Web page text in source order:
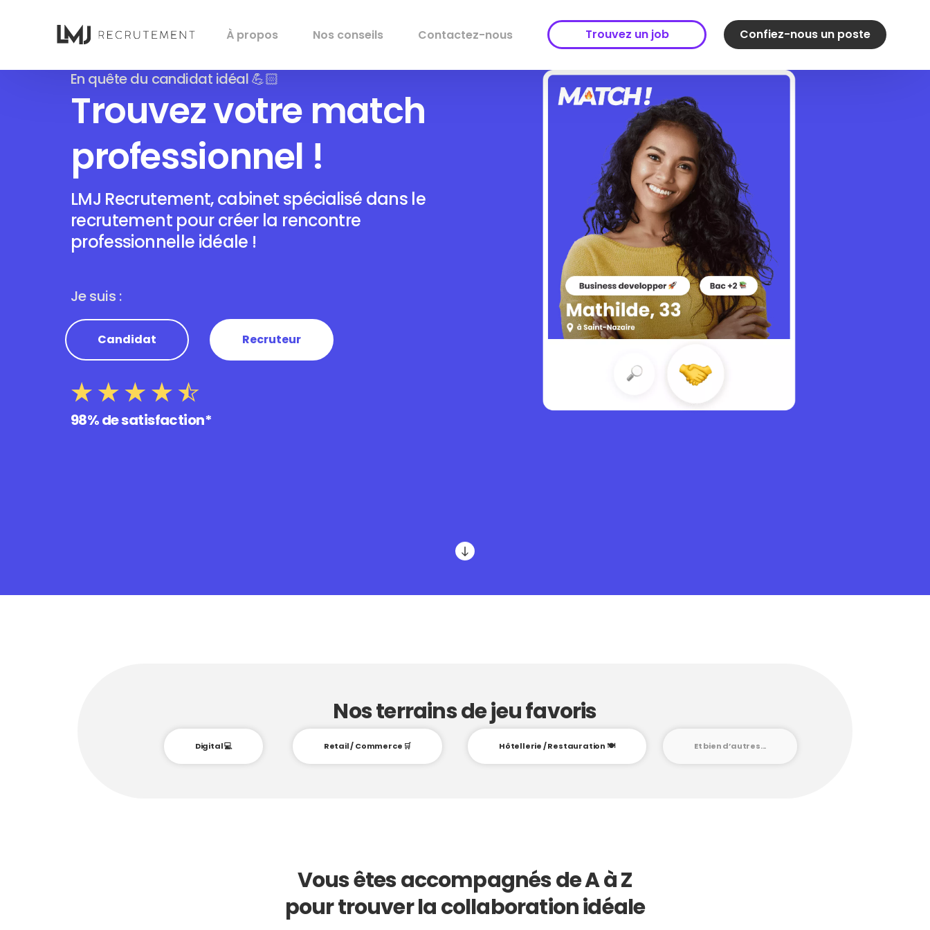
À propos Nos conseils Contactez-nous Trouvez un job
Trouvez un job
Offres d’emplois
Accompagnement
Confiez-nous un poste
En quête du candidat idéal 💪🏻
Trouvez votre match
professionnel !
LMJ Recrutement, cabinet spécialisé dans le
recrutement pour créer la rencontre
professionnelle idéale !
Je suis :
Candidat Recruteur
98% de satisfaction*
Nos terrains de jeu favoris
Digital 💻 Retail / Commerce 🛒 Hôtellerie / Restauration 🍽️ Et bien d’autres...
Vous êtes accompagnés de A à Z
pour trouver la collaboration idéale